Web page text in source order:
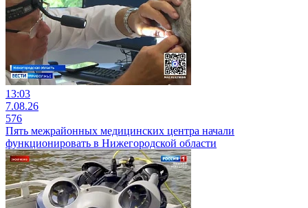
13:03
7.08.26
576
Пять межрайонных медицинских центра начали
функционировать в Нижегородской области